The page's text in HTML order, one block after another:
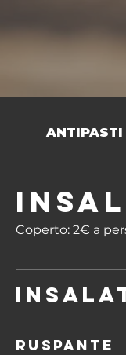
ANTIPASTI
Coperto: 2€ a
RUSPANTE